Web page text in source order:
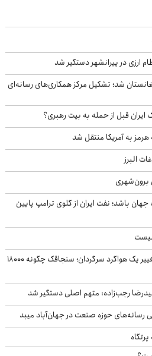
ارزی در پیرانشهر دستگیر شد
شد؛ تشکیل مرکز همکاری‌های رسانه‌ای
به آمریکا منتقل شد
البرز
برون‌شهری
باشد؛ نفت ایران از گلوی ترامپ پایین
۲۰۰ میلیون سال زندگی بدون تغییر یک هواگرد سرگردان؛ سنجاقک‌ چگونه ۱۸۰۰۰
رجب‌زاده: متهم اصلی دستگیر شد
رسانه‌های حوزه صنعت در جهان‌آباد میبد